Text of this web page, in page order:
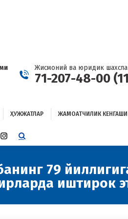
Жисмоний ва юридик
71-207-48-00
ҲУЖЖАТЛАР ЖАМОАТЧИЛИК КЕНГАШИ
INSTAGRAM
IN
NEW
WINDOW
79
иштирок